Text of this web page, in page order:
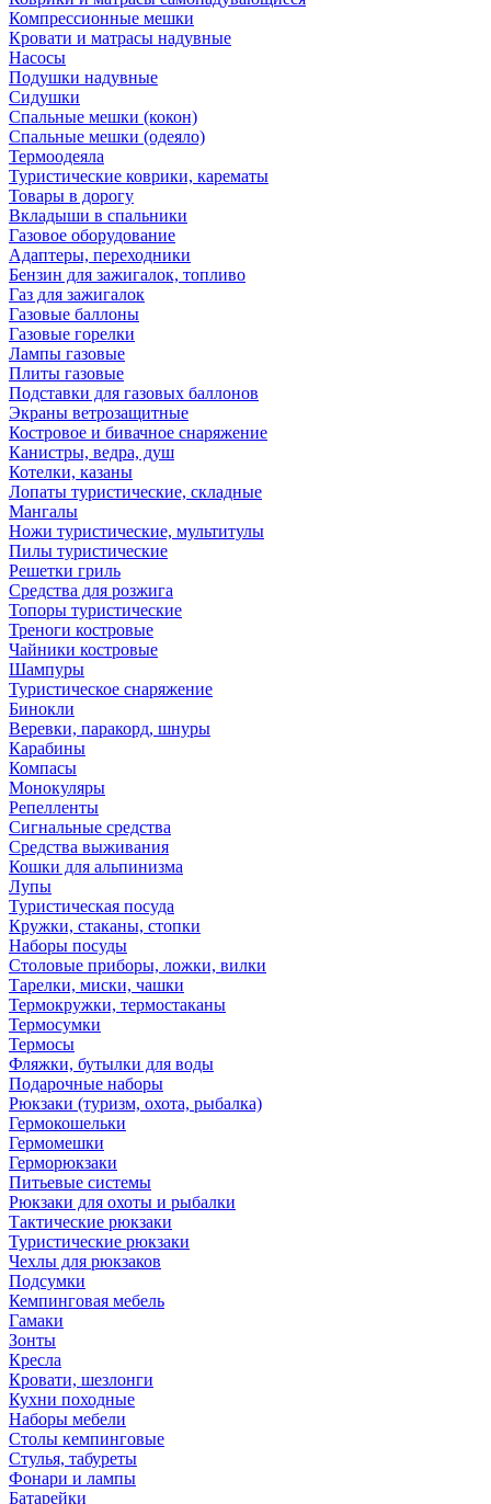
Компрессионные мешки
Кровати и матрасы надувные
Насосы
Подушки надувные
Сидушки
Спальные мешки (кокон)
Спальные мешки (одеяло)
Термоодеяла
Туристические коврики, карематы
Товары в дорогу
Вкладыши в спальники
Газовое оборудование
Адаптеры, переходники
Бензин для зажигалок, топливо
Газ для зажигалок
Газовые баллоны
Газовые горелки
Лампы газовые
Плиты газовые
Подставки для газовых баллонов
Экраны ветрозащитные
Костровое и бивачное снаряжение
Канистры, ведра, душ
Котелки, казаны
Лопаты туристические, складные
Мангалы
Ножи туристические, мультитулы
Пилы туристические
Решетки гриль
Средства для розжига
Топоры туристические
Треноги костровые
Чайники костровые
Шампуры
Туристическое снаряжение
Бинокли
Веревки, паракорд, шнуры
Карабины
Компасы
Монокуляры
Репелленты
Сигнальные средства
Средства выживания
Кошки для альпинизма
Лупы
Туристическая посуда
Кружки, стаканы, стопки
Наборы посуды
Столовые приборы, ложки, вилки
Тарелки, миски, чашки
Термокружки, термостаканы
Термосумки
Термосы
Фляжки, бутылки для воды
Подарочные наборы
Рюкзаки (туризм, охота, рыбалка)
Гермокошельки
Гермомешки
Герморюкзаки
Питьевые системы
Рюкзаки для охоты и рыбалки
Тактические рюкзаки
Туристические рюкзаки
Чехлы для рюкзаков
Подсумки
Кемпинговая мебель
Гамаки
Зонты
Кресла
Кровати, шезлонги
Кухни походные
Наборы мебели
Столы кемпинговые
Стулья, табуреты
Фонари и лампы
Батарейки